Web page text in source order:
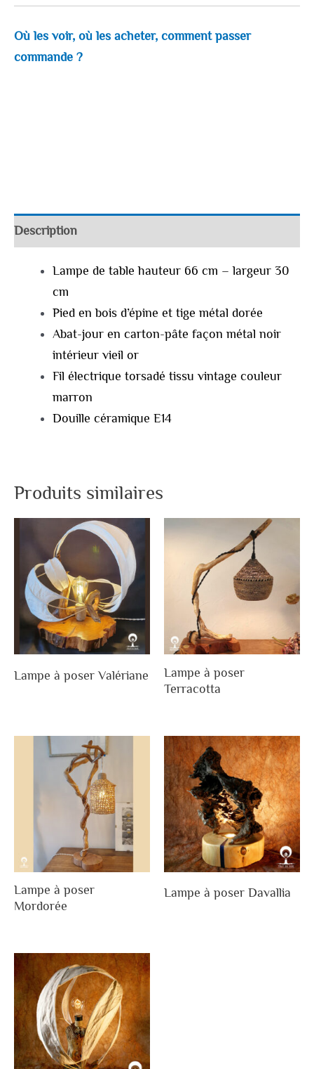
Où les voir, où les acheter, comment passer
commande ?
Description
Lampe de table hauteur 66 cm – largeur 30
cm
Pied en bois d’épine et tige métal dorée
Abat-jour en carton-pâte façon métal noir
intérieur vieil or
Fil électrique torsadé tissu vintage couleur
marron
Douille céramique E14
Produits similaires
Lampe à poser Valériane
Lampe à poser
Terracotta
Lampe à poser
Mordorée
Lampe à poser Davallia